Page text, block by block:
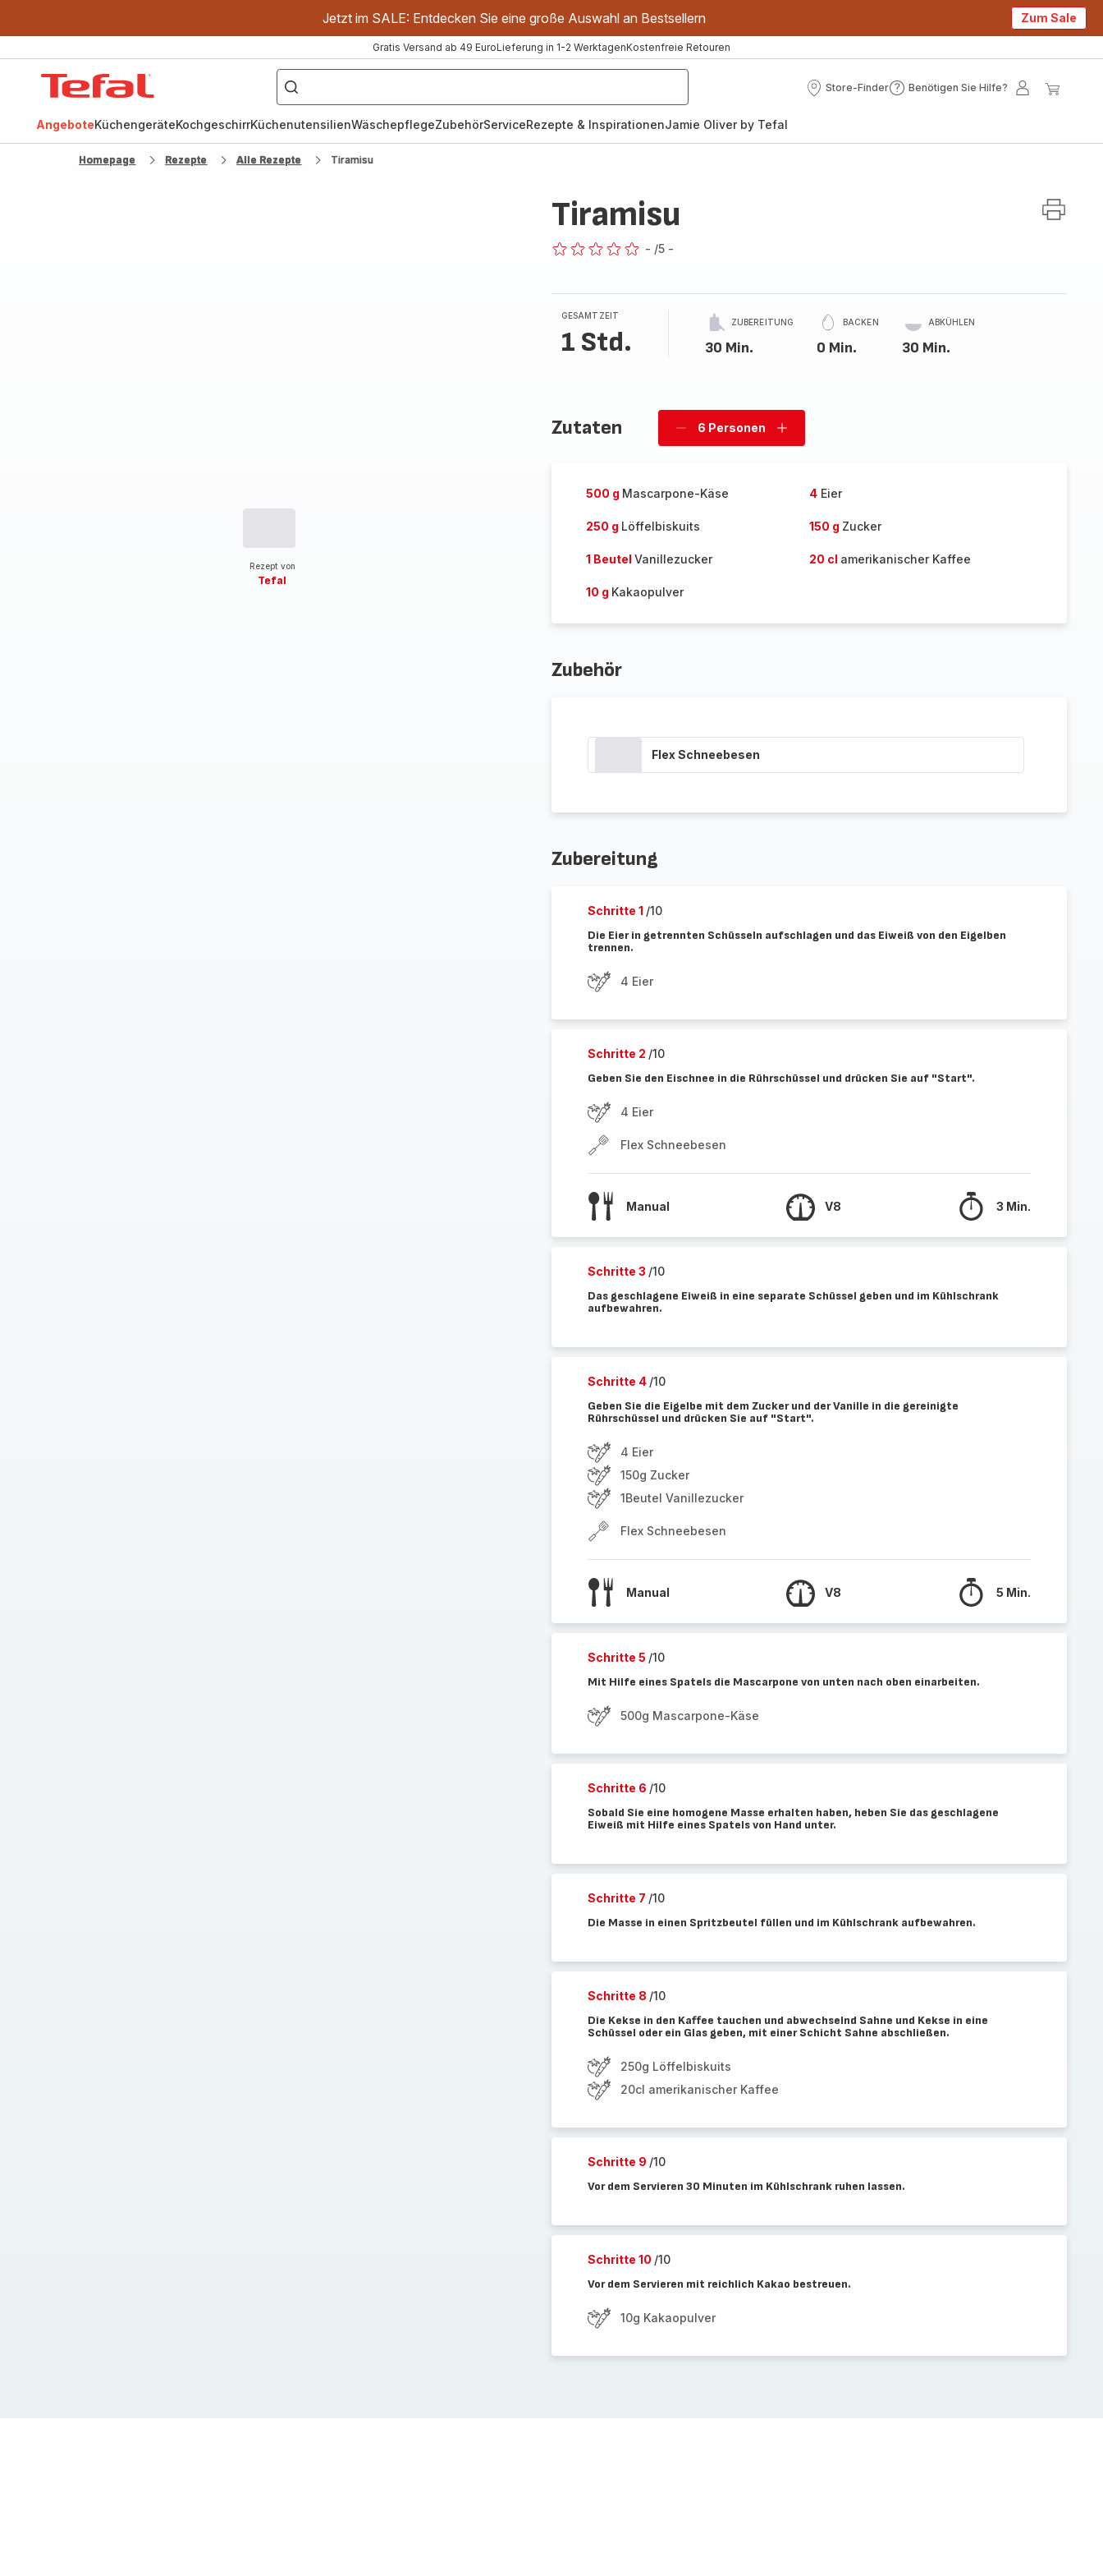
Jetzt im SALE: Entdecken Sie eine große Auswahl an Bestsellern Zum Sale
Gratis Versand ab 49 EuroLieferung in 1-2 WerktagenKostenfreie Retouren
["OptiGrill","Easy
Fry","Pfanne"]
Store-Finder
Store-
Benötigen Sie Hilfe?
Benötigen
Mein
AngeboteKüchengeräteKochgeschirrKüchenutensilienWäschepflegeZubehörServiceRezepte & InspirationenJamie Oliver by Tefal
Homepage Rezepte Alle Rezepte Tiramisu
Rezept von
Tefal
Tiramisu
- /5 -
GESAMTZEIT
1 Std.
ZUBEREITUNG
30 Min.
BACKEN
0 Min.
ABKÜHLEN
30 Min.
Zutaten
Personen
6 Personen
Personen
500 g Mascarpone-Käse 4Eier
250 g Löffelbiskuits 150 g Zucker
1 Beutel Vanillezucker 20 cl amerikanischer Kaffee
10 g Kakaopulver
Zubehör
Flex Schneebesen
Zubereitung
Schritte 1 /10
Die Eier in getrennten Schüsseln aufschlagen und das Eiweiß von den Eigelben
trennen.
4 Eier
Schritte 2 /10
Geben Sie den Eischnee in die Rührschüssel und drücken Sie auf "Start".
4 Eier
Flex Schneebesen
Manual V8 3 Min.
Schritte 3 /10
Das geschlagene Eiweiß in eine separate Schüssel geben und im Kühlschrank
aufbewahren.
Schritte 4 /10
Geben Sie die Eigelbe mit dem Zucker und der Vanille in die gereinigte
Rührschüssel und drücken Sie auf "Start".
4 Eier
150g Zucker
1Beutel Vanillezucker
Flex Schneebesen
Manual V8 5 Min.
Schritte 5 /10
Mit Hilfe eines Spatels die Mascarpone von unten nach oben einarbeiten.
500g Mascarpone-Käse
Schritte 6 /10
Sobald Sie eine homogene Masse erhalten haben, heben Sie das geschlagene
Eiweiß mit Hilfe eines Spatels von Hand unter.
Schritte 7 /10
Die Masse in einen Spritzbeutel füllen und im Kühlschrank aufbewahren.
Schritte 8 /10
Die Kekse in den Kaffee tauchen und abwechselnd Sahne und Kekse in eine
Schüssel oder ein Glas geben, mit einer Schicht Sahne abschließen.
250g Löffelbiskuits
20cl amerikanischer Kaffee
Schritte 9 /10
Vor dem Servieren 30 Minuten im Kühlschrank ruhen lassen.
Schritte 10 /10
Vor dem Servieren mit reichlich Kakao bestreuen.
10g Kakaopulver